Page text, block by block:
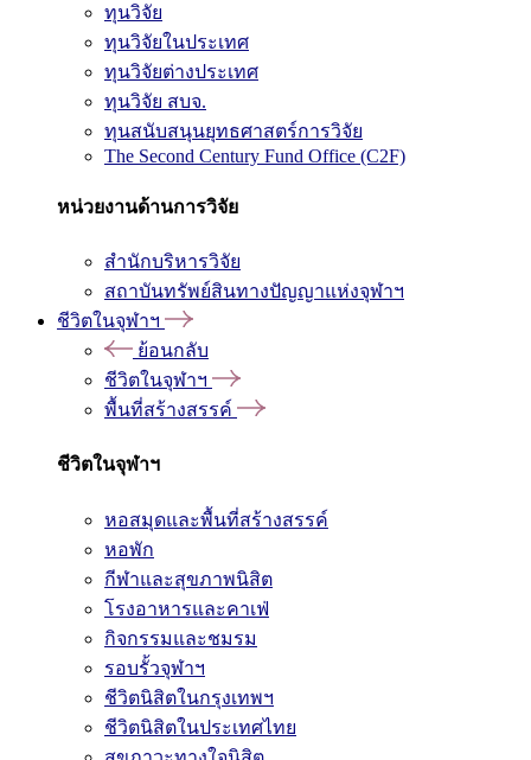
ทุนวิจัย
ทุนวิจัยในประเทศ
ทุนวิจัยต่างประเทศ
ทุนวิจัย สบจ.
ทุนสนับสนุนยุทธศาสตร์การวิจัย
The Second Century Fund Office (C2F)
หน่วยงานด้านการวิจัย
สำนักบริหารวิจัย
สถาบันทรัพย์สินทางปัญญาแห่งจุฬาฯ
ชีวิตในจุฬาฯ
ย้อนกลับ
ชีวิตในจุฬาฯ
พื้นที่สร้างสรรค์
ชีวิตในจุฬาฯ
หอสมุดและพื้นที่สร้างสรรค์
หอพัก
กีฬาและสุขภาพนิสิต
โรงอาหารและคาเฟ่
กิจกรรมและชมรม
รอบรั้วจุฬาฯ
ชีวิตนิสิตในกรุงเทพฯ
ชีวิตนิสิตในประเทศไทย